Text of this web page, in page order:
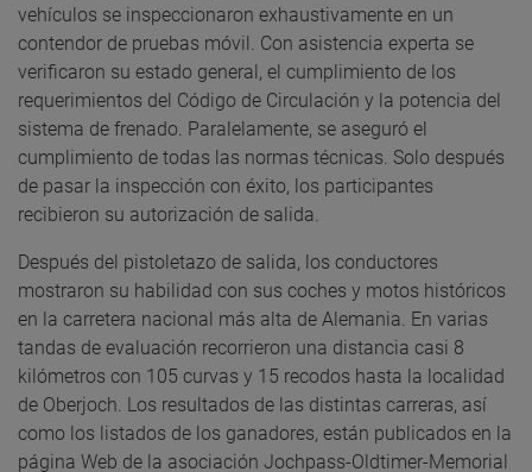
vehículos se inspeccionaron exhaustivamente en un
contendor de pruebas móvil. Con asistencia experta se
verificaron su estado general, el cumplimiento de los
requerimientos del Código de Circulación y la potencia del
sistema de frenado. Paralelamente, se aseguró el
cumplimiento de todas las normas técnicas. Solo después
de pasar la inspección con éxito, los participantes
recibieron su autorización de salida.
Después del pistoletazo de salida, los conductores
mostraron su habilidad con sus coches y motos históricos
en la carretera nacional más alta de Alemania. En varias
tandas de evaluación recorrieron una distancia casi 8
kilómetros con 105 curvas y 15 recodos hasta la localidad
de Oberjoch. Los resultados de las distintas carreras, así
como los listados de los ganadores, están publicados en la
página Web de la asociación Jochpass-Oldtimer-Memorial